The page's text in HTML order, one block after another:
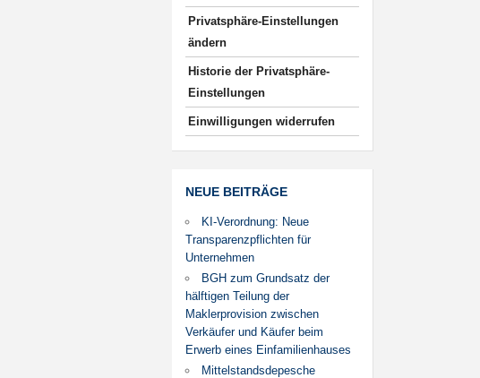
Privatsphäre-Einstellungen
ändern
Historie der Privatsphäre-
Einstellungen
Einwilligungen widerrufen
NEUE BEITRÄGE
KI-Verordnung: Neue
Transparenzpflichten für
Unternehmen
BGH zum Grundsatz der
hälftigen Teilung der
Maklerprovision zwischen
Verkäufer und Käufer beim
Erwerb eines Einfamilienhauses
Mittelstandsdepesche